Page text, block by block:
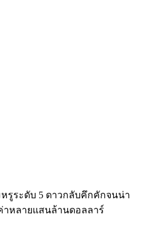
หรูระดับ 5 ดาวกลับคึกคักจนน่า
าหลายแสนล้านดอลลาร์